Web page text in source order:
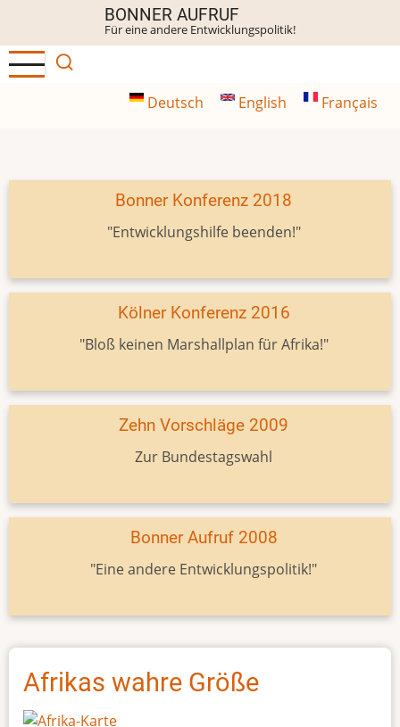
Inhalt
BONNER AUFRUF
Für eine andere Entwicklungspolitik!
Deutsch English Français
Bonner Konferenz 2018
"Entwicklungshilfe beenden!"
Kölner Konferenz 2016
"Bloß keinen Marshallplan für Afrika!"
Zehn Vorschläge 2009
Zur Bundestagswahl
Bonner Aufruf 2008
"Eine andere Entwicklungspolitik!"
Afrikas wahre Größe